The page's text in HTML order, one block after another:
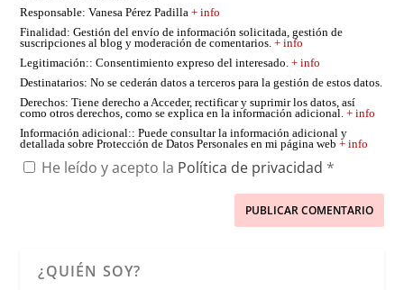
Responsable: Vanesa Pérez Padilla+ info
Finalidad: Gestión del envío de información solicitada, gestión de
suscripciones al blog y moderación de comentarios.+ info
Legitimación:: Consentimiento expreso del interesado.+ info
Destinatarios: No se cederán datos a terceros para la gestión de estos datos.
Derechos: Tiene derecho a Acceder, rectificar y suprimir los datos, así
como otros derechos, como se explica en la información adicional.+ info
Información adicional:: Puede consultar la información adicional y
detallada sobre Protección de Datos Personales en mi página web+ info
He leído y acepto la Política de privacidad *
¿QUIÉN SOY?